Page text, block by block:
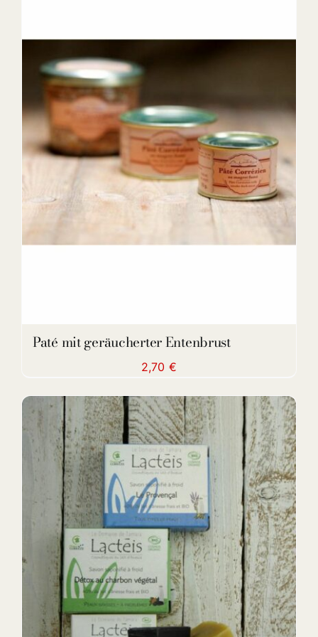
DETAILS
Paté mit geräucherter Entenbrust
2,70 €
ADD TO CART / DETAILS